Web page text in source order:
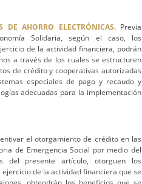
AHORRO ELECTRÓNICAS.Previa
Solidaria, según el caso, los
de la actividad financiera, podrán
a través de los cuales se estructuren
de crédito y cooperativas autorizadas
especiales de pago y recaudo y
adecuadas para la implementación
el otorgamiento de crédito en las
de Emergencia Social por medio del
presente artículo, otorguen los
de la actividad financiera que se